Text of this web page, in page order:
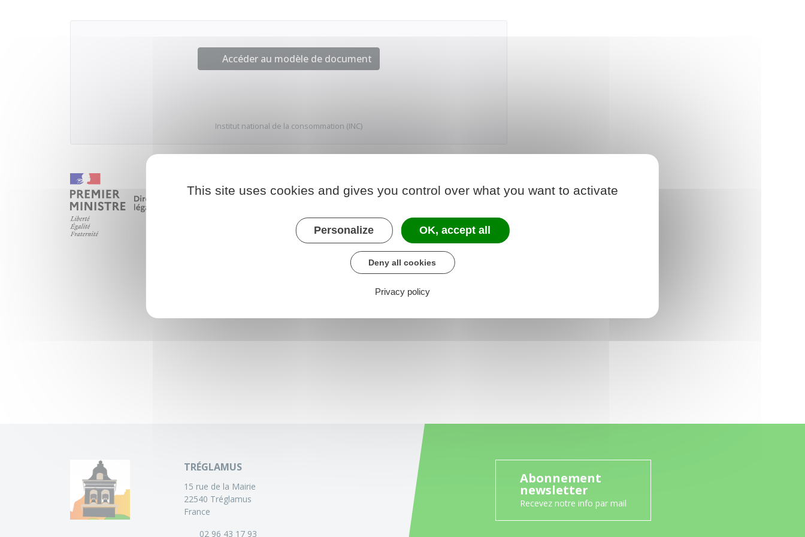
Accéder au modèle de document
Institut national de la consommation (INC)
TRÉGLAMUS
15 rue de la Mairie
22540 Tréglamus
France
02 96 43 17 93
Abonnement
newsletter
Recevez notre info par mail
This site uses cookies and gives you control over what you want to activate
Personalize OK, accept all
Deny all cookies
Privacy policy